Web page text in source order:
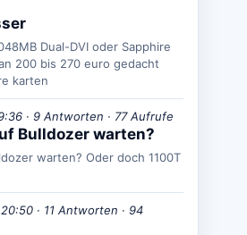
Dual-DVI oder Sapphire
200 bis 270 euro gedacht
karten
· 9 Antworten · 77 Aufrufe
Bulldozer warten?
warten? Oder doch 1100T
· 11 Antworten · 94